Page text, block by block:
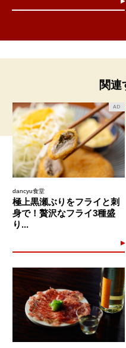
関連
AD
dancyu食堂
極上黒瀬ぶりをフライと刺
身で！贅沢なフライ3種盛
り...